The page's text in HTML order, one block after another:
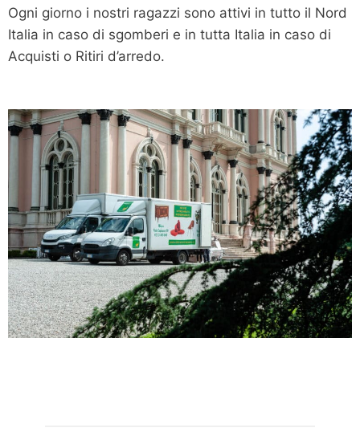
Ogni giorno i nostri ragazzi sono attivi in tutto il Nord
Italia in caso di sgomberi e in tutta Italia in caso di
Acquisti o Ritiri d’arredo.